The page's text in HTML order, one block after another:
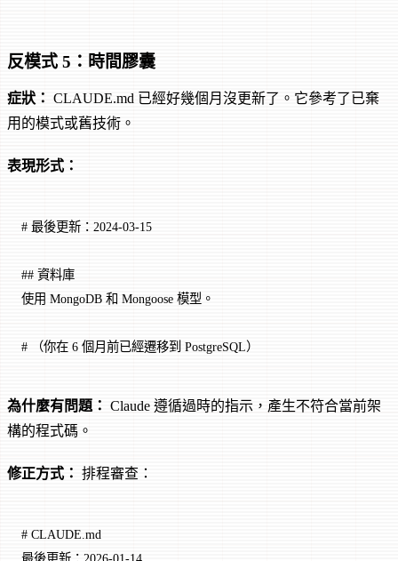
反模式 5：時間膠囊
症狀： CLAUDE.md 已經好幾個月沒更新了。它參考了已棄
用的模式或舊技術。
表現形式：
# 最後更新：2024-03-15
## 資料庫
使用 MongoDB 和 Mongoose 模型。
# （你在 6 個月前已經遷移到 PostgreSQL）
為什麼有問題： Claude 遵循過時的指示，產生不符合當前架
構的程式碼。
修正方式： 排程審查：
# CLAUDE.md
最後更新：2026-01-14